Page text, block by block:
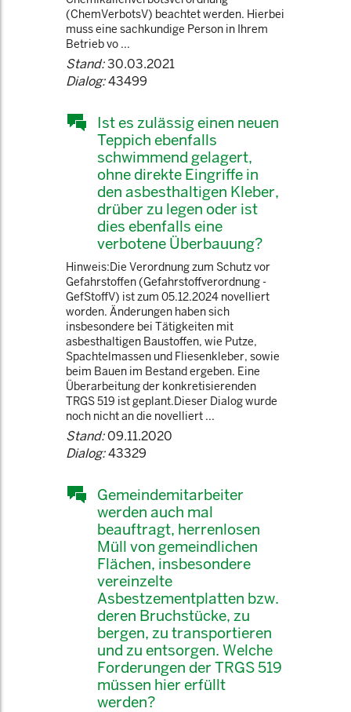
(ChemVerbotsV) beachtet werden. Hierbei
muss eine sachkundige Person in Ihrem
Betrieb vo ...
Stand:30.03.2021
Dialog:43499
Ist es zulässig einen neuen
Teppich ebenfalls
schwimmend gelagert,
ohne direkte Eingriffe in
den asbesthaltigen Kleber,
drüber zu legen oder ist
dies ebenfalls eine
verbotene Überbauung?
Hinweis:Die Verordnung zum Schutz vor
Gefahrstoffen (Gefahrstoffverordnung -
GefStoffV) ist zum 05.12.2024 novelliert
worden. Änderungen haben sich
insbesondere bei Tätigkeiten mit
asbesthaltigen Baustoffen, wie Putze,
Spachtelmassen und Fliesenkleber, sowie
beim Bauen im Bestand ergeben. Eine
Überarbeitung der konkretisierenden
TRGS 519 ist geplant.Dieser Dialog wurde
noch nicht an die novelliert ...
Stand:09.11.2020
Dialog:43329
Gemeindemitarbeiter
werden auch mal
beauftragt, herrenlosen
Müll von gemeindlichen
Flächen, insbesondere
vereinzelte
Asbestzementplatten bzw.
deren Bruchstücke, zu
bergen, zu transportieren
und zu entsorgen. Welche
Forderungen der TRGS 519
müssen hier erfüllt
werden?